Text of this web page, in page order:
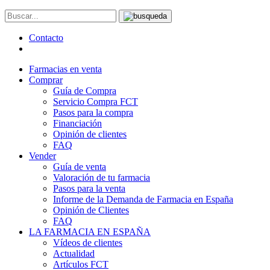
Contacto
Farmacias en venta
Comprar
Guía de Compra
Servicio Compra FCT
Pasos para la compra
Financiación
Opinión de clientes
FAQ
Vender
Guía de venta
Valoración de tu farmacia
Pasos para la venta
Informe de la Demanda de Farmacia en España
Opinión de Clientes
FAQ
LA FARMACIA EN ESPAÑA
Vídeos de clientes
Actualidad
Artículos FCT